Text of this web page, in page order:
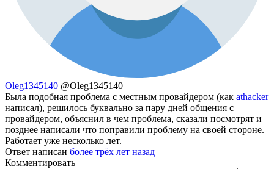
Oleg1345140 @Oleg1345140
Была подобная проблема с местным провайдером (как athacker
написал), решилось буквально за пару дней общения с
провайдером, объяснил в чем проблема, сказали посмотрят и
позднее написали что поправили проблему на своей стороне.
Работает уже несколько лет.
Ответ написан более трёх лет назад
Комментировать